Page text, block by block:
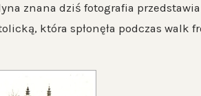
znana dziś fotografia
która spłonęła podczas walk